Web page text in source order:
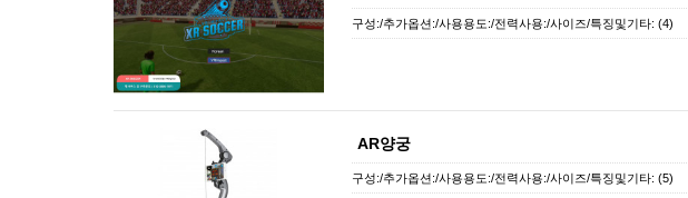
구성:/추가옵션:/사용용도:/전력사용:/사이즈/특징및기타: (4)
AR양궁
구성:/추가옵션:/사용용도:/전력사용:/사이즈/특징및기타: (5)